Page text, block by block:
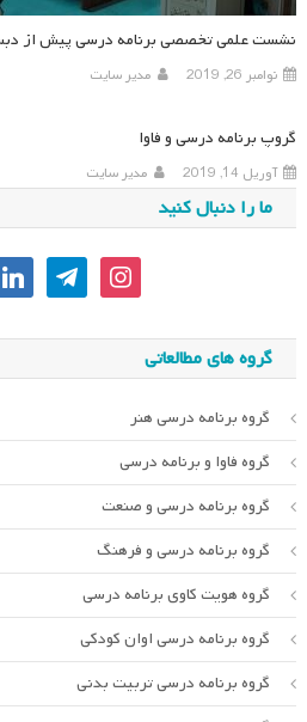
نشست علمی تخصصی برنامه درسی پیش از
نوامبر 26, 2019 مدیر سایت
گروپ برنامه درسی و فاوا
آوریل 14, 2019 مدیر سایت
ما را دنبال کنید
instagram
telegram
گروه های مطالعاتی
گروه برنامه درسی هنر
گروه فاوا و برنامه درسی
گروه برنامه درسی و صنعت
گروه برنامه درسی و فرهنگ
گروه هویت کاوی برنامه درسی
گروه برنامه درسی اوان کودکی
گروه برنامه درسی تربیت بدنی